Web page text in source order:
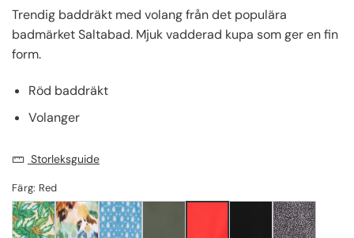
Trendig baddräkt med volang från det populära
badmärket Saltabad. Mjuk vadderad kupa som ger en fin
form.
Röd baddräkt
Volanger
Storleksguide
Färg: Red